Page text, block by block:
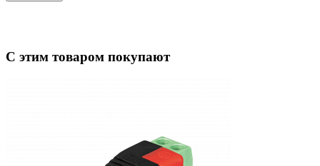
С этим товаром покупают